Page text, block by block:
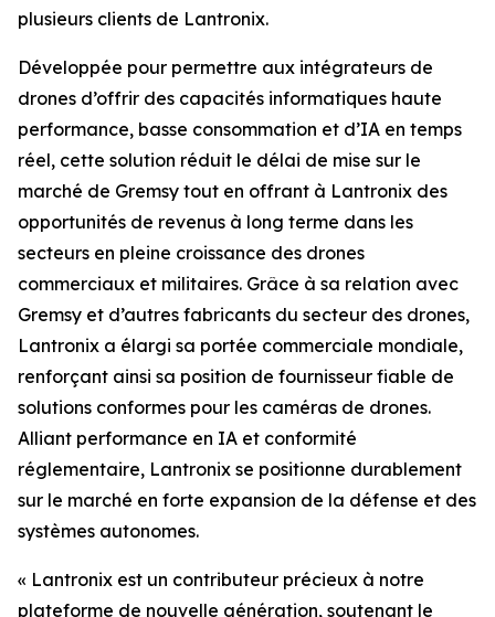
plusieurs clients de Lantronix.
Développée pour permettre aux intégrateurs de
drones d’offrir des capacités informatiques haute
performance, basse consommation et d’IA en temps
réel, cette solution réduit le délai de mise sur le
marché de Gremsy tout en offrant à Lantronix des
opportunités de revenus à long terme dans les
secteurs en pleine croissance des drones
commerciaux et militaires. Grâce à sa relation avec
Gremsy et d’autres fabricants du secteur des drones,
Lantronix a élargi sa portée commerciale mondiale,
renforçant ainsi sa position de fournisseur fiable de
solutions conformes pour les caméras de drones.
Alliant performance en IA et conformité
réglementaire, Lantronix se positionne durablement
sur le marché en forte expansion de la défense et des
systèmes autonomes.
« Lantronix est un contributeur précieux à notre
plateforme de nouvelle génération, soutenant le